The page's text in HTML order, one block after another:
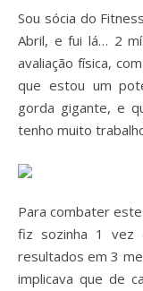
Sou sócia do
Abril, e fui lá… 2
avaliação física,
que estou um
gorda gigante, e
tenho muito
Para combater
fiz sozinha 1 vez
resultados em 3
implicava que de